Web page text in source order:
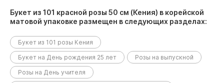
Букет из 101 красной розы 50 см (Кения) в корейской
матовой упаковке размещен в следующих разделах:
Букет из 101 розы Кения
Букет на День рождения 25 лет
Розы на выпускной
Розы на День учителя